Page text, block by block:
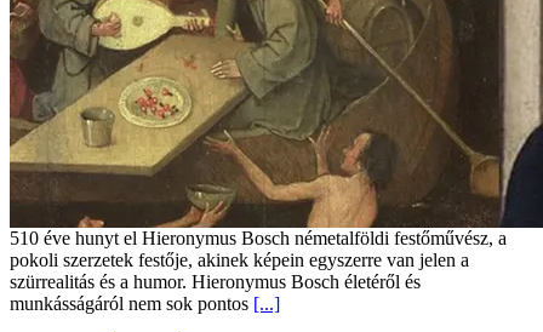
510 éve hunyt el Hieronymus Bosch németalföldi festőművész, a
pokoli szerzetek festője, akinek képein egyszerre van jelen a
szürrealitás és a humor. Hieronymus Bosch életéről és
munkásságáról nem sok pontos [...]